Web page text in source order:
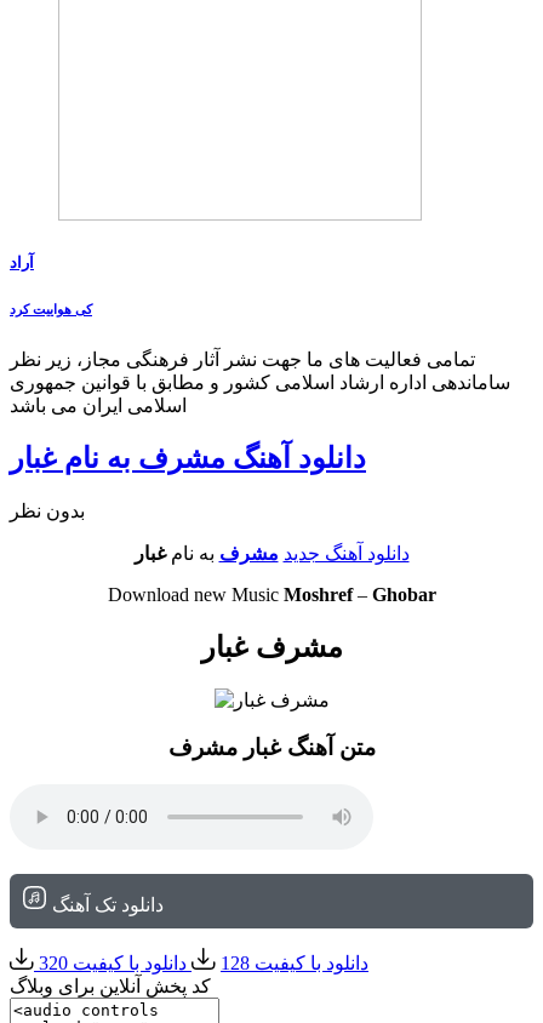
آراد
کی هواییت کرد
تمامی فعالیت های ما جهت نشر آثار فرهنگی مجاز، زیر نظر
ساماندهی اداره ارشاد اسلامی کشور و مطابق با قوانین جمهوری
اسلامی ایران می باشد
دانلود آهنگ مشرف به نام غبار
بدون نظر
دانلود آهنگ جدید مشرف به نامغبار
Download new Music Moshref– Ghobar
مشرف غبار
متن آهنگ غبار مشرف
دانلود تک آهنگ
دانلود با کیفیت 128
دانلود با کیفیت 320
کد پخش آنلاین برای وبلاگ